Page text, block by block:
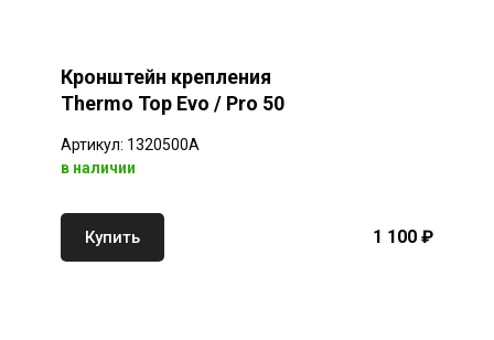
Кронштейн крепления
Thermo Top Evo / Pro 50
Артикул: 1320500A
в наличии
Купить 1 100 ₽